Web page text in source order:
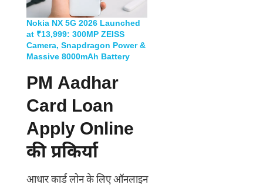
Nokia NX 5G 2026 Launched
at ₹13,999: 300MP ZEISS
Camera, Snapdragon Power &
Massive 8000mAh Battery
PM Aadhar
Card Loan
Apply Online
की प्रकिर्या
आधार कार्ड लोन के लिए ऑनलाइन